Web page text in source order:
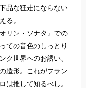
品な狂走にならない
る。
リン・ソナタ』での
ての音色のしっとり
ク世界へのお誘い、
造形。これがフラン
は推して知るべし。